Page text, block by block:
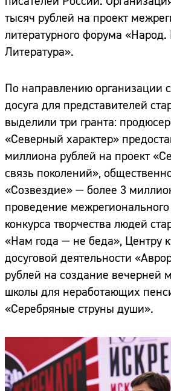
тысяч рублей на проект
литературного форума «Народ.
Литература».
По направлению организации
досуга для представителей
выделили три гранта:
«Северный характер»
миллиона рублей на проект
связь поколений»,
«Созвездие» — более 3
проведение
конкурса творчества людей
«Нам года — не беда», Центру
досуговой деятельности
рублей на создание вечерней
школы для неработающих
«Серебряные струны души».